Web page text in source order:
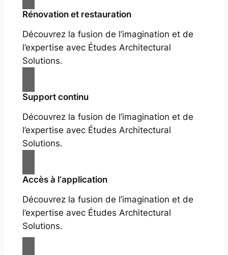
Rénovation et restauration
Découvrez la fusion de l’imagination et de
l’expertise avec Études Architectural
Solutions.
Support continu
Découvrez la fusion de l’imagination et de
l’expertise avec Études Architectural
Solutions.
Accès à l‘application
Découvrez la fusion de l’imagination et de
l’expertise avec Études Architectural
Solutions.